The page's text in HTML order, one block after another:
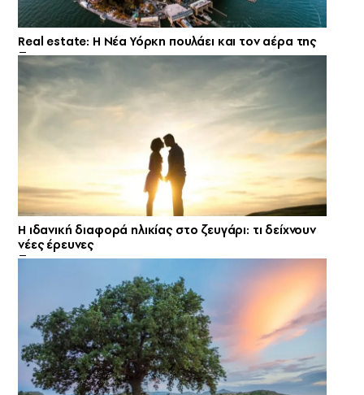
Real estate: H Νέα Υόρκη πουλάει και τον αέρα της
Η ιδανική διαφορά ηλικίας στο ζευγάρι: τι δείχνουν
νέες έρευνες